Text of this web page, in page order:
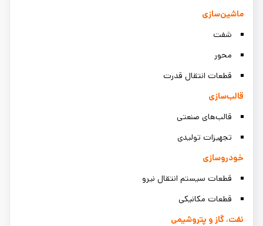
ماشین‌سازی
شفت
محور
قطعات انتقال قدرت
قالب‌سازی
قالب‌های صنعتی
تجهیزات تولیدی
خودروسازی
قطعات سیستم انتقال نیرو
قطعات مکانیکی
نفت، گاز و پتروشیمی